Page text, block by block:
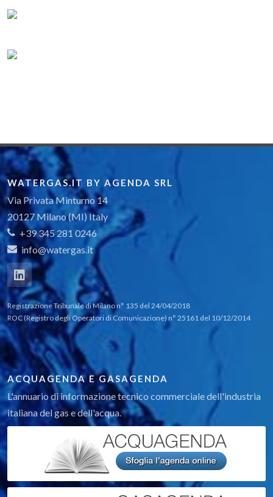
WATERGAS.IT BY AGENDA SRL
Via Privata Minturno 14
20127 Milano (MI) Italy
+39 345 281 0246
info@watergas.it
Registrazione Tribunale di Milano n° 135 del 24/04/2018
ROC (Registro degli Operatori di Comunicazione) n° 25161 del 10/12/2014
ACQUAGENDA E GASAGENDA
L'annuario di informazione tecnico commerciale dell'industria
italiana del gas e dell'acqua.